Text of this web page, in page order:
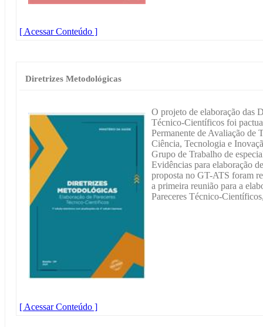
[ Acessar Conteúdo ]
Diretrizes Metodológicas
O projeto de elaboração das
Técnico-Científicos foi
Permanente de Avaliação de
Ciência, Tecnologia e
Grupo de Trabalho de
Evidências para elaboração
proposta no GT-ATS foram
a primeira reunião para a
Pareceres Técnico-
[ Acessar Conteúdo ]